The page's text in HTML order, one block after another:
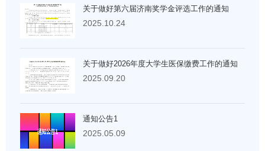
关于做好第六届济南奖学金评选工作的通知
2025.10.24
关于做好2026年度大学生医保缴费工作的通知
2025.09.20
通知公告1
2025.05.09